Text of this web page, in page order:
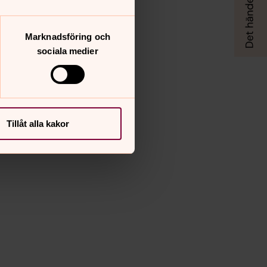
Marknadsföring och
sociala medier
Tillåt alla kakor